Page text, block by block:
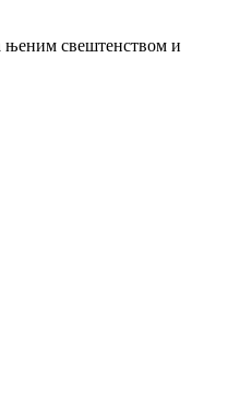
њеним свештенством и